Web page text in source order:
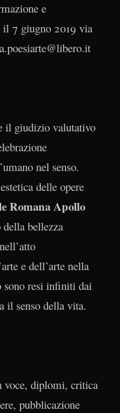
e
il 7 giugno 2019 via
il giudizio valutativo
nel senso.
delle opere
Romana Apollo
bellezza
e dell’arte nella
sono resi infiniti dai
il senso della vita.
voce, diplomi, critica
pubblicazione